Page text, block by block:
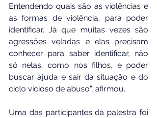
Entendendo quais são as violências e
as formas de violência, para poder
identificar. Já que muitas vezes são
agressões veladas e elas precisam
conhecer para saber identificar, não
só nelas, como nos filhos, e poder
buscar ajuda e sair da situação e do
ciclo vicioso de abuso”, afirmou.
Uma das participantes da palestra foi